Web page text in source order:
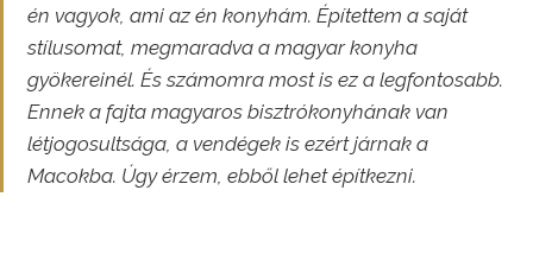
én vagyok, ami az én konyhám. Építettem a saját
stílusomat, megmaradva a magyar konyha
gyökereinél. És számomra most is ez a legfontosabb.
Ennek a fajta magyaros bisztrókonyhának van
létjogosultsága, a vendégek is ezért járnak a
Macokba. Úgy érzem, ebből lehet építkezni.